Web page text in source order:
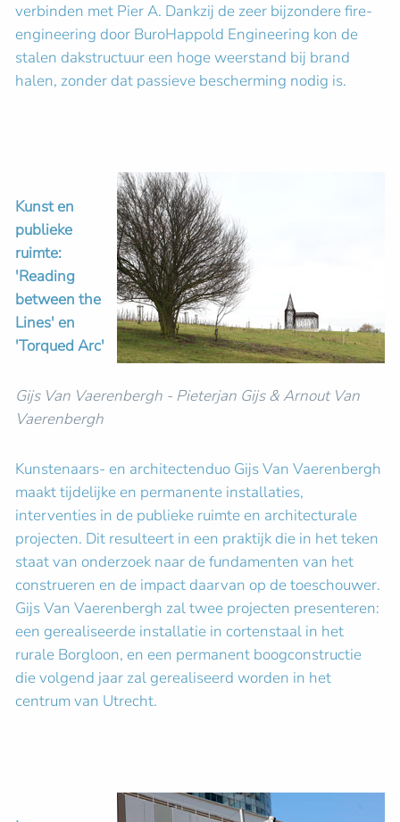
verbinden met Pier A. Dankzij de zeer bijzondere fire-
engineering door BuroHappold Engineering kon de
stalen dakstructuur een hoge weerstand bij brand
halen, zonder dat passieve bescherming nodig is.
Kunst en
publieke
ruimte:
'Reading
between the
Lines' en
'Torqued Arc'
Gijs Van Vaerenbergh - Pieterjan Gijs & Arnout Van
Vaerenbergh
Kunstenaars- en architectenduo Gijs Van Vaerenbergh
maakt tijdelijke en permanente installaties,
interventies in de publieke ruimte en architecturale
projecten. Dit resulteert in een praktijk die in het teken
staat van onderzoek naar de fundamenten van het
construeren en de impact daarvan op de toeschouwer.
Gijs Van Vaerenbergh zal twee projecten presenteren:
een gerealiseerde installatie in cortenstaal in het
rurale Borgloon, en een permanent boogconstructie
die volgend jaar zal gerealiseerd worden in het
centrum van Utrecht.